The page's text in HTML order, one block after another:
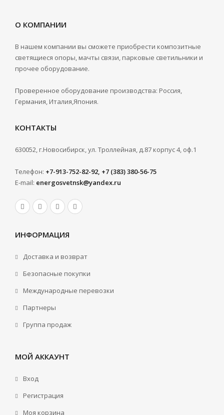
О КОМПАНИИ
В нашем компании вы сможете приобрести композитные
светящиеся опоры, мачты связи, парковые светильники и
прочее оборудование.
Проверенное оборудование производства: Россия,
Германия, Италия,Япония.
КОНТАКТЫ
630052, г.Новосибирск, ул. Троллейная, д.87 корпус 4, оф.1
Телефон: +7-913-752-82-92, +7 (383) 380-56-75
E-mail: energosvetnsk@yandex.ru
ИНФОРМАЦИЯ
Доставка и возврат
Безопасные покупки
Международные перевозки
Партнеры
Группа продаж
МОЙ АККАУНТ
Вход
Регистрация
Моя корзина